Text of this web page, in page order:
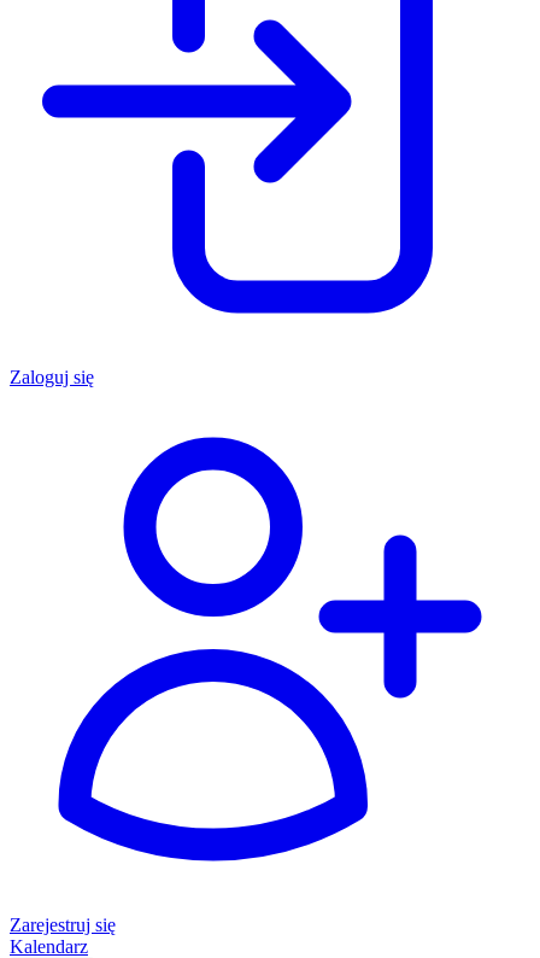
Zaloguj się
Zarejestruj się
Kalendarz